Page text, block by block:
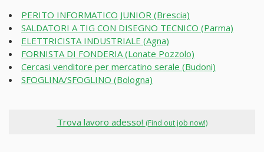
PERITO INFORMATICO JUNIOR (Brescia)
SALDATORI A TIG CON DISEGNO TECNICO (Parma)
ELETTRICISTA INDUSTRIALE (Agna)
FORNISTA DI FONDERIA (Lonate Pozzolo)
Cercasi venditore per mercatino serale (Budoni)
SFOGLINA/SFOGLINO (Bologna)
Trova lavoro adesso! (Find out job now!)